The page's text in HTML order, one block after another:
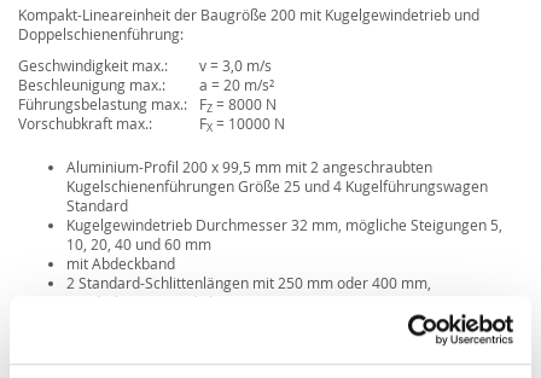
Kompakt-Lineareinheit der Baugröße 200 mit Kugelgewindetrieb und
Doppelschienenführung:
Geschwindigkeit max.:
v = 3,0 m/s
Beschleunigung max.:
a = 20 m/s²
Führungsbelastung max.:
FZ = 8000 N
Vorschubkraft max.:
FX = 10000 N
Aluminium-Profil 200 x 99,5 mm mit 2 angeschraubten
Kugelschienenführungen Größe 25 und 4 Kugelführungswagen
Standard
Kugelgewindetrieb Durchmesser 32 mm, mögliche Steigungen 5,
10, 20, 40 und 60 mm
mit Abdeckband
2 Standard-Schlittenlängen mit 250 mm oder 400 mm,
Sonderlängen möglich